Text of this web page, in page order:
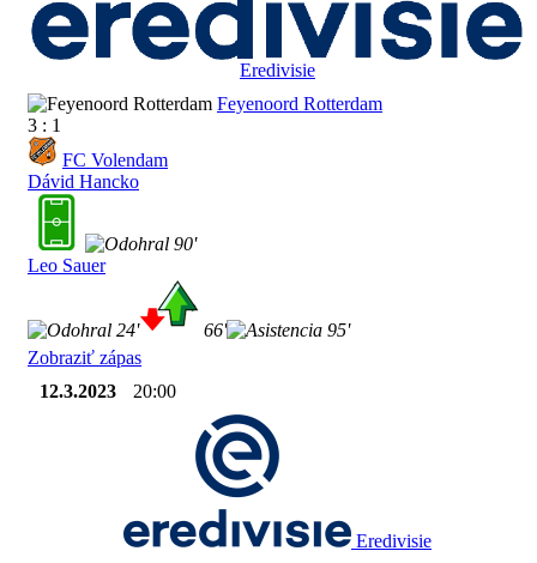
Eredivisie
Feyenoord Rotterdam
3 : 1
FC Volendam
Dávid Hancko
90'
Leo Sauer
24' 66'
95'
Zobraziť zápas
12.3.2023
20:00
Eredivisie